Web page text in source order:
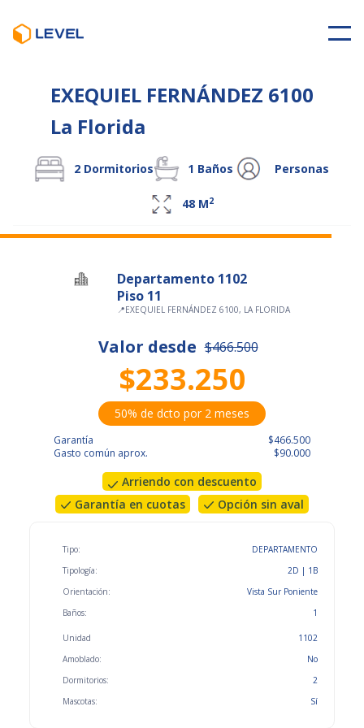
EXEQUIEL FERNÁNDEZ 6100
La Florida
2 Dormitorios 1 Baños Personas
48 M2
Departamento 1102
Piso 11
📍EXEQUIEL FERNÁNDEZ 6100, LA FLORIDA
Valor desde $466.500
$233.250
50% de dcto por 2 meses
Garantía
Gasto común aprox.
$466.500
$90.000
Arriendo con descuento
Garantía en cuotas
Opción sin aval
Tipo:
Tipología:
Orientación:
Baños:
DEPARTAMENTO
2D | 1B
Vista Sur Poniente
1
Unidad
Amoblado:
Dormitorios:
Mascotas:
1102
No
2
Sí